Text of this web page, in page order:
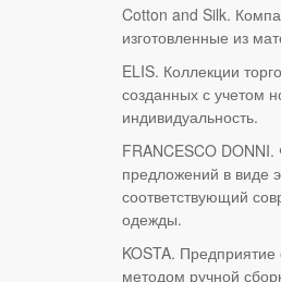
Cotton and Silk.
изготовленные из
ELIS. Коллекции
созданных с учетом
индивидуальность.
FRANCESCO
предложений в виде
соответствующий
одежды.
KOSTA.
методом ручной